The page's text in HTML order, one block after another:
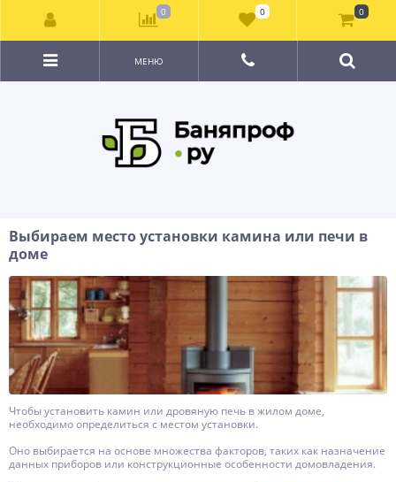
МЕНЮ
Выбираем место установки камина или печи в
доме
Чтобы установить камин или дровяную печь в жилом доме,
необходимо определиться с местом установки.
Оно выбирается на основе множества факторов, таких как назначение
данных приборов или конструкционные особенности домовладения.
0 0 0